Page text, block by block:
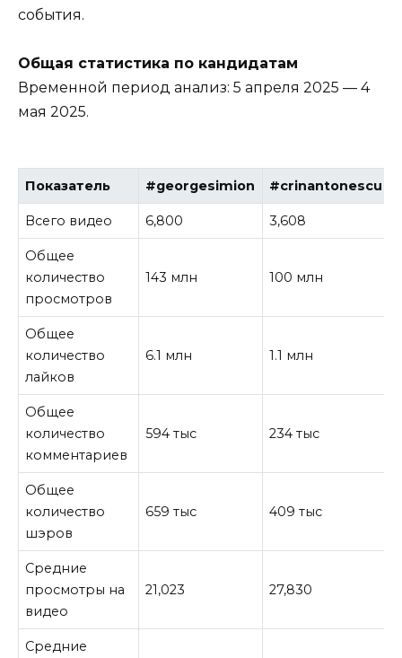
события.
Общая статистика по кандидатам
Временной период анализ: 5 апреля 2025 — 4
мая 2025.
Показатель #georgesimion #crinantonescu
Всего видео 6,800 3,608
Общее
количество
просмотров
143 млн 100 млн
Общее
количество
лайков
6.1 млн 1.1 млн
Общее
количество
комментариев
594 тыс 234 тыс
Общее
количество
шэров
659 тыс 409 тыс
Средние
просмотры на
видео
21,023 27,830
Средние